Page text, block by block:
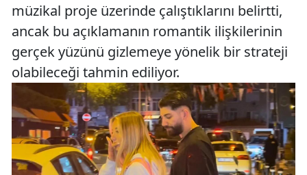
müzikal proje üzerinde çalıştıklarını belirtti,
ancak bu açıklamanın romantik ilişkilerinin
gerçek yüzünü gizlemeye yönelik bir strateji
olabileceği tahmin ediliyor.